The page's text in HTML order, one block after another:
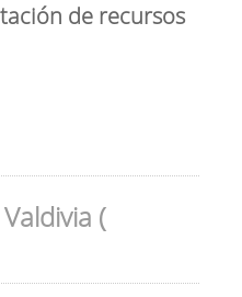
de recursos
(